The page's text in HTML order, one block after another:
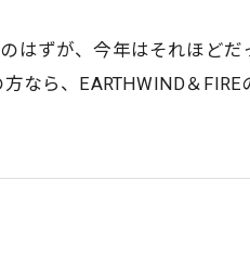
はずが、今年はそれほど
なら、EARTHWIND＆